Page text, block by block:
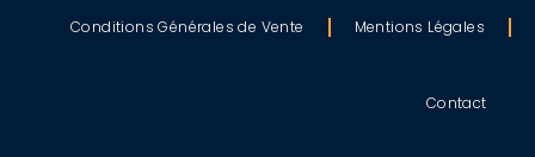
Conditions Générales de Vente Mentions Légales
Contact